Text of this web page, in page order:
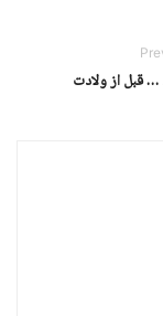
قبل از ولادت